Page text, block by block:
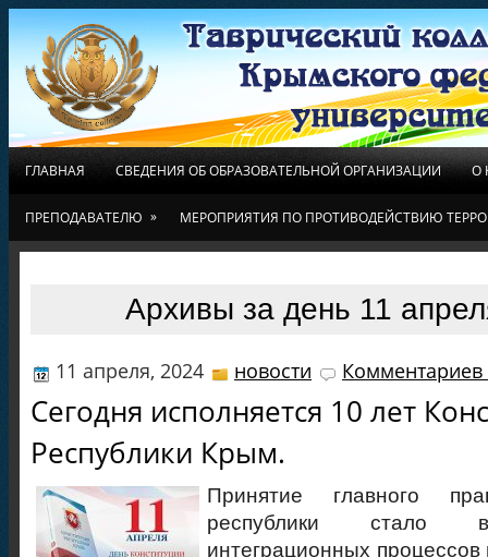
ГЛАВНАЯ СВЕДЕНИЯ ОБ ОБРАЗОВАТЕЛЬНОЙ ОРГАНИЗАЦИИ О
ПРЕПОДАВАТЕЛЮ » МЕРОПРИЯТИЯ ПО ПРОТИВОДЕЙСТВИЮ
Архивы за день 11
11 апреля, 2024 новости Комментариев
Сегодня исполняется 10 лет
Республики Крым.
Принятие главного
республики стало
интеграционных